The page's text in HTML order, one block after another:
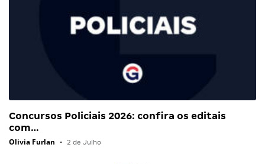
Concursos Policiais 2026: confira os editais
com…
Olivia Furlan • 2 de Julho